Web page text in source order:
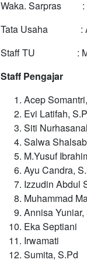
Waka. Sarpras :
Tata Usaha :
Staff TU : M.
Staff Pengajar
Acep
Evi Latifah,
Siti
Salwa
M.Yusuf
Ayu Candra,
Izzudin Abdul
Muhammad
Annisa Yuniar,
Eka Septiani
Irwamati
Sumita, S.Pd